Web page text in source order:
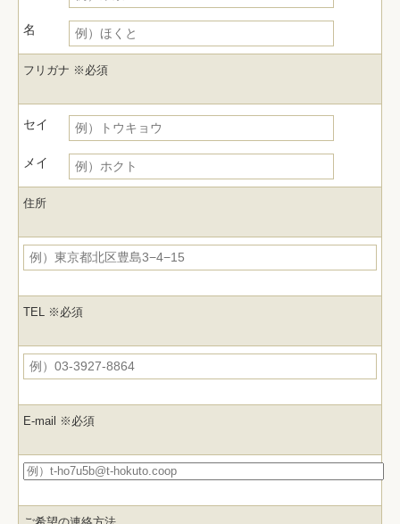
名
フリガナ ※必須
セイ
メイ
住所
TEL ※必須
E-mail ※必須